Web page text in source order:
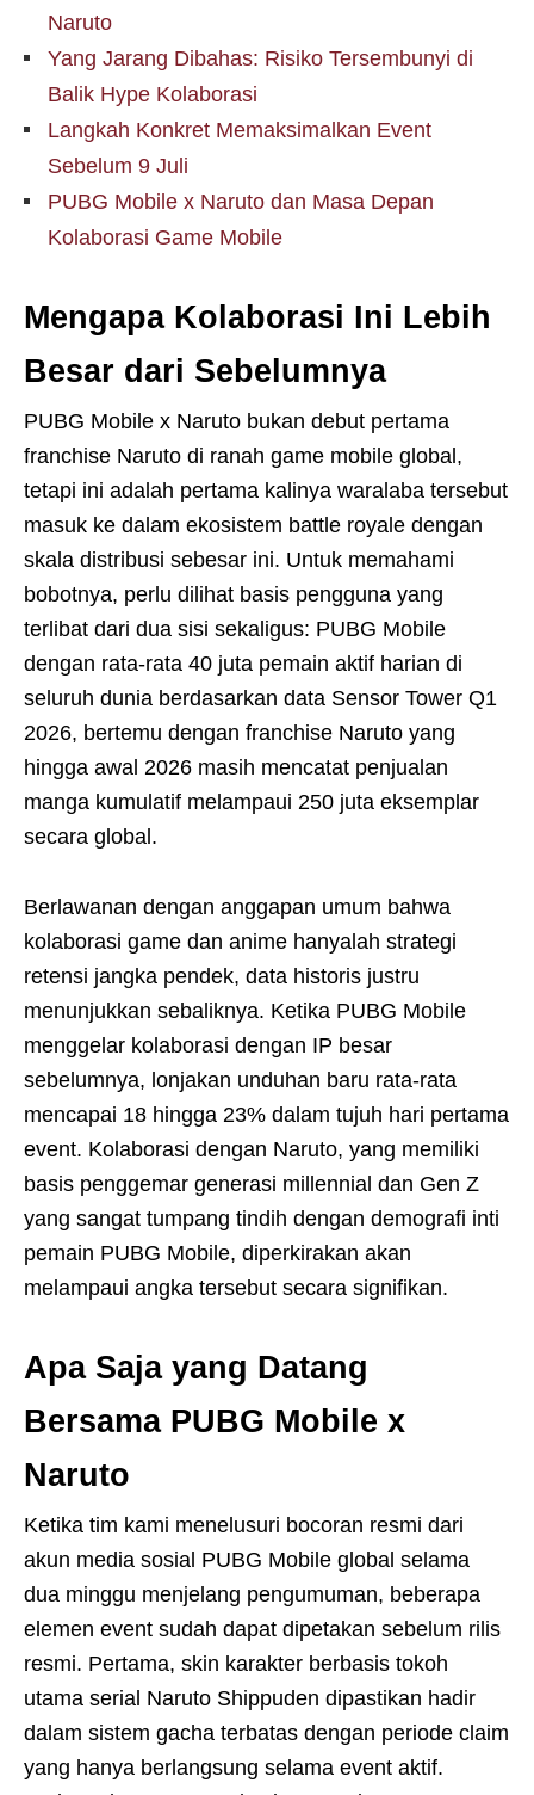
Naruto
Yang Jarang Dibahas: Risiko Tersembunyi di
Balik Hype Kolaborasi
Langkah Konkret Memaksimalkan Event
Sebelum 9 Juli
PUBG Mobile x Naruto dan Masa Depan
Kolaborasi Game Mobile
Mengapa Kolaborasi Ini Lebih
Besar dari Sebelumnya
PUBG Mobile x Naruto bukan debut pertama
franchise Naruto di ranah game mobile global,
tetapi ini adalah pertama kalinya waralaba tersebut
masuk ke dalam ekosistem battle royale dengan
skala distribusi sebesar ini. Untuk memahami
bobotnya, perlu dilihat basis pengguna yang
terlibat dari dua sisi sekaligus: PUBG Mobile
dengan rata-rata 40 juta pemain aktif harian di
seluruh dunia berdasarkan data Sensor Tower Q1
2026, bertemu dengan franchise Naruto yang
hingga awal 2026 masih mencatat penjualan
manga kumulatif melampaui 250 juta eksemplar
secara global.
Berlawanan dengan anggapan umum bahwa
kolaborasi game dan anime hanyalah strategi
retensi jangka pendek, data historis justru
menunjukkan sebaliknya. Ketika PUBG Mobile
menggelar kolaborasi dengan IP besar
sebelumnya, lonjakan unduhan baru rata-rata
mencapai 18 hingga 23% dalam tujuh hari pertama
event. Kolaborasi dengan Naruto, yang memiliki
basis penggemar generasi millennial dan Gen Z
yang sangat tumpang tindih dengan demografi inti
pemain PUBG Mobile, diperkirakan akan
melampaui angka tersebut secara signifikan.
Apa Saja yang Datang
Bersama PUBG Mobile x
Naruto
Ketika tim kami menelusuri bocoran resmi dari
akun media sosial PUBG Mobile global selama
dua minggu menjelang pengumuman, beberapa
elemen event sudah dapat dipetakan sebelum rilis
resmi. Pertama, skin karakter berbasis tokoh
utama serial Naruto Shippuden dipastikan hadir
dalam sistem gacha terbatas dengan periode claim
yang hanya berlangsung selama event aktif.